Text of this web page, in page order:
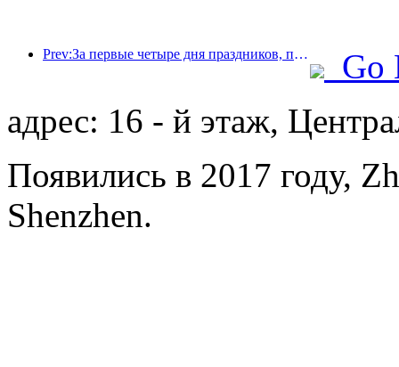
Prev:За первые четыре дня праздников, посвященных Празднику середины осени и Дню независимости, Шанхай посетили более 15,11 млн туристов, что на 20% больше, чем годом ранее.
Go
адрес: 16 - й этаж,
Появились в 2017 году,
Shenzhen.